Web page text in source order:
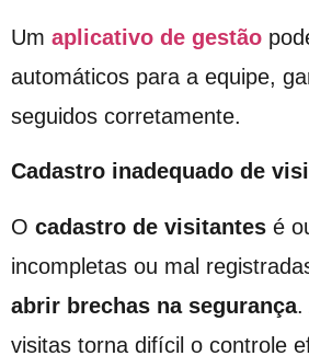
Um aplicativo de gestão
automáticos para a equipe,
seguidos corretamente.
Cadastro inadequado de
O cadastro de visitantes é
incompletas ou mal
abrir brechas na segurança.
visitas torna difícil o controle